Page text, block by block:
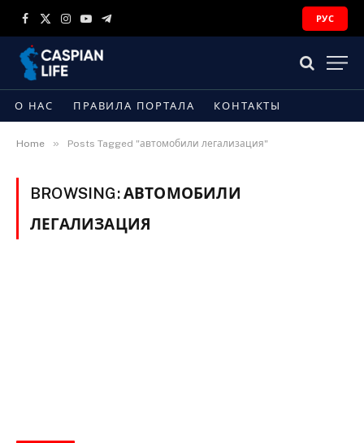
Facebook
X
Instagram
YouTubeTelegram
РУС
О НАС ПРАВИЛА ПОРТАЛА КОНТАКТЫ
Home » Posts Tagged "автомобили легализация"
BROWSING:АВТОМОБИЛИ
ЛЕГАЛИЗАЦИЯ